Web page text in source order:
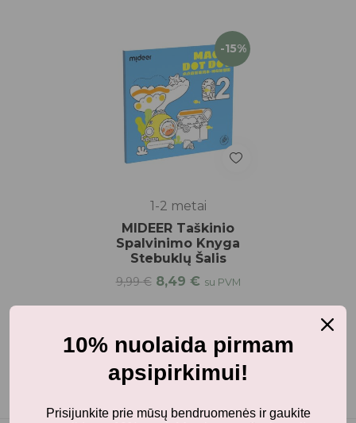
-15%
1-2 metai
MIDEER Taškinio
Spalvinimo Knyga
Stebuklų Šalis
9,99€ 8,49 € su PVM
10% nuolaida pirmam
apsipirkimui!
Prisijunkite prie mūsų bendruomenės ir gaukite